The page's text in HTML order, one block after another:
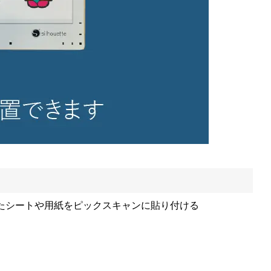
シートや用紙をピックスキャンに貼り付ける